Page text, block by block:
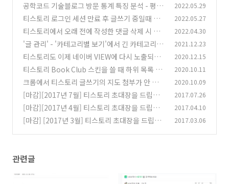
공학코드 기술블로그 방문 통계 특징 분석 - 평일
과 주말의 극명한 차이
(0)
2022.05.29
티스토리 로그인 세션 만료 후 글쓰기 중일때 버
그
(0)
2022.05.27
티스토리에서 오래 전에 작성한 댓글 삭제 시 새
로고침 안 되는 현상 발생 (0)
2022.04.30
'글 관리' - '카테고리별 보기'에서 긴 카테고리명
이 숨겨지는 현상 개선 건의 (0)
2021.12.23
티스토리도 이제 네이버 VIEW에 다시 노출되는
것 같습니다. (2)
2020.12.15
티스토리 Book Club 스킨을 쓸 때 하위 목록 들
여쓰기 적용
(12)
2020.10.11
크롬에서 티스토리 글쓰기의 지도 첨부가 안 되는
문제 (6)
2020.10.09
[마감][2017년 7월] 티스토리 초대장을 드립니
다. (28)
2017.07.26
[마감][2017년 4월] 티스토리 초대장을 드립니
다. (40)
2017.04.10
[마감] [2017년 3월] 티스토리 초대장을 드립니
2017.03.06
관련글